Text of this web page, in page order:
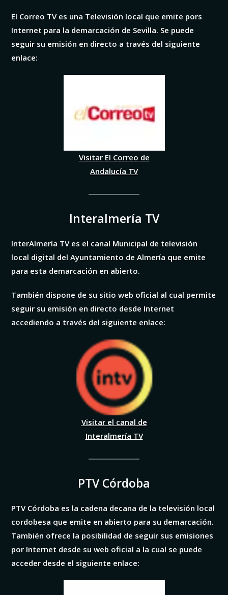
El Correo TV es una Televisión local que emite pors
Internet para la demarcación de Sevilla. Se puede
seguir su emisión en directo a través del siguiente
enlace:
Visitar El Correo de
Andalucía TV
Interalmería TV
InterAlmería TV es el canal Municipal de televisión
local digital del Ayuntamiento de Almería que emite
para esta demarcación en abierto.
También dispone de su sitio web oficial al cual permite
seguir su emisión en directo desde Internet
accediendo a través del siguiente enlace:
Visitar el canal de
Interalmería TV
PTV Córdoba
PTV Córdoba es la cadena decana de la televisión local
cordobesa que emite en abierto para su demarcación.
También ofrece la posibilidad de seguir sus emisiones
por Internet desde su web oficial a la cual se puede
acceder desde el siguiente enlace: